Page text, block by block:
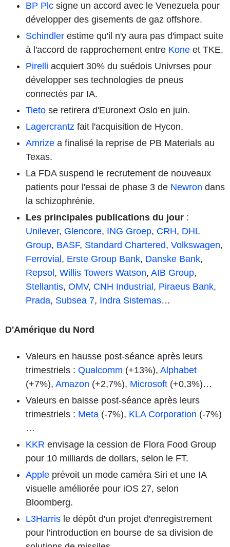
BP Plc signe un accord avec le Venezuela pour
développer des gisements de gaz offshore.
Schindler estime qu'il n'y aura pas d'impact suite
à l'accord de rapprochement entre Kone et TKE.
Pirelli acquiert 30% du suédois Univrses pour
développer ses technologies de pneus
connectés par IA.
Tieto se retirera d'Euronext Oslo en juin.
Lagercrantz fait l'acquisition de Hycon.
Amrize a finalisé la reprise de PB Materials au
Texas.
La FDA suspend le recrutement de nouveaux
patients pour l'essai de phase 3 de Newron dans
la schizophrénie.
Les principales publications du jour :
Unilever, Glencore, ING Groep, CRH, DHL
Group, BASF, Standard Chartered, Volkswagen,
Ferrovial, Erste Group Bank, Danske Bank,
Repsol, Willis Towers Watson, AIB Group,
Stellantis, OMV, CNH Industrial, Piraeus Bank,
Prada, Subsea 7, Indra Sistemas…
D'Amérique du Nord
Valeurs en hausse post-séance après leurs
trimestriels : Qualcomm (+13%), Alphabet
(+7%), Amazon (+2,7%), Microsoft (+0,3%)…
Valeurs en baisse post-séance après leurs
trimestriels : Meta (-7%), KLA Corporation (-7%)
…
KKR envisage la cession de Flora Food Group
pour 10 milliards de dollars, selon le FT.
Apple prévoit un mode caméra Siri et une IA
visuelle améliorée pour iOS 27, selon
Bloomberg.
L3Harris le dépôt d'un projet d'enregistrement
pour l'introduction en bourse de sa division de